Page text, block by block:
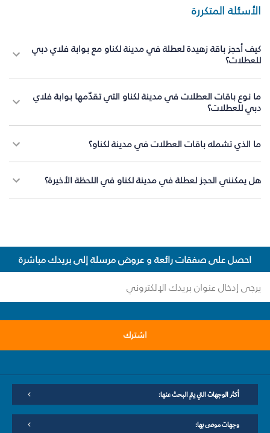
الأسئلة المتكررة
كيف أحجز باقة زهيدة لعطلة في مدينة لكناو مع بوابة فلاي دبي
للعطلات؟
ما نوع باقات العطلات في مدينة لكناو التي تقدّمها بوابة فلاي
دبي للعطلات؟
ما الذي تشمله باقات العطلات في مدينة لكناو؟
هل يمكنني الحجز لعطلة في مدينة لكناو في اللحظة الأخيرة؟
احصل على صفقات رائعة و عروض مرسلة إلى بريدك مباشرة
اشترك
أكثر الوجهات التي يتم البحث عنها:
وجهات موصى بها: